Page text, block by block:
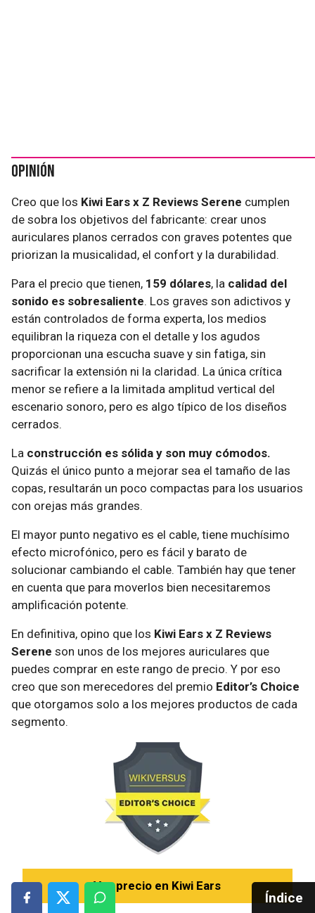
Opinión
Creo que los Kiwi Ears x Z Reviews Serene cumplen
de sobra los objetivos del fabricante: crear unos
auriculares planos cerrados con graves potentes que
priorizan la musicalidad, el confort y la durabilidad.
Para el precio que tienen, 159 dólares, la calidad del
sonido es sobresaliente. Los graves son adictivos y
están controlados de forma experta, los medios
equilibran la riqueza con el detalle y los agudos
proporcionan una escucha suave y sin fatiga, sin
sacrificar la extensión ni la claridad. La única crítica
menor se refiere a la limitada amplitud vertical del
escenario sonoro, pero es algo típico de los diseños
cerrados.
La construcción es sólida y son muy cómodos.
Quizás el único punto a mejorar sea el tamaño de las
copas, resultarán un poco compactas para los usuarios
con orejas más grandes.
El mayor punto negativo es el cable, tiene muchísimo
efecto microfónico, pero es fácil y barato de
solucionar cambiando el cable. También hay que tener
en cuenta que para moverlos bien necesitaremos
amplificación potente.
En definitiva, opino que los Kiwi Ears x Z Reviews
Serene son unos de los mejores auriculares que
puedes comprar en este rango de precio. Y por eso
creo que son merecedores del premio Editor’s Choice
que otorgamos solo a los mejores productos de cada
segmento.
Ver precio en Kiwi Ears
Índice